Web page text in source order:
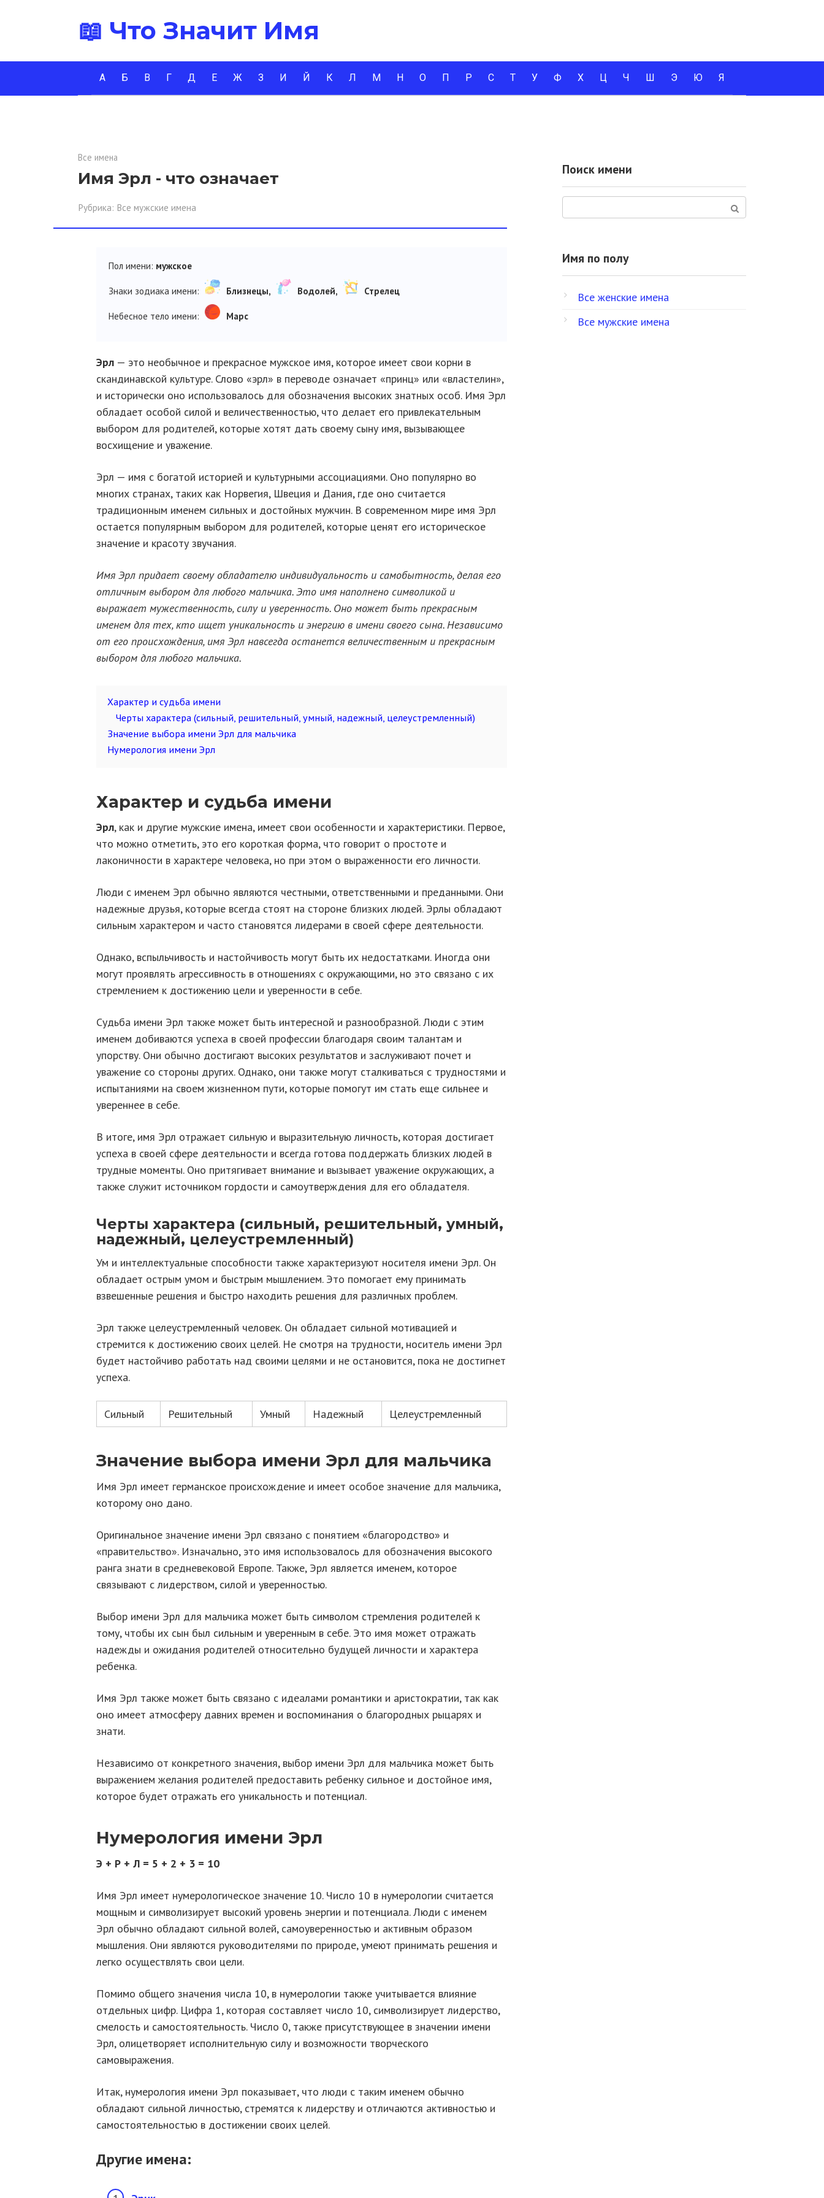
📖 Что Значит Имя
А Б В Г Д Е Ж З И Й К Л М Н О П Р С Т У Ф Х Ц Ч Ш Э Ю Я
Все имена
Имя Эрл - что означает
Рубрика: Все мужские имена
Пол имени: мужское
Знаки зодиака имени: Близнецы, Водолей, Стрелец
Небесное тело имени: Марс
Эрл — это необычное и прекрасное мужское имя, которое имеет свои корни в
скандинавской культуре. Слово «эрл» в переводе означает «принц» или «властелин»,
и исторически оно использовалось для обозначения высоких знатных особ. Имя Эрл
обладает особой силой и величественностью, что делает его привлекательным
выбором для родителей, которые хотят дать своему сыну имя, вызывающее
восхищение и уважение.
Эрл — имя с богатой историей и культурными ассоциациями. Оно популярно во
многих странах, таких как Норвегия, Швеция и Дания, где оно считается
традиционным именем сильных и достойных мужчин. В современном мире имя Эрл
остается популярным выбором для родителей, которые ценят его историческое
значение и красоту звучания.
Имя Эрл придает своему обладателю индивидуальность и самобытность, делая его
отличным выбором для любого мальчика. Это имя наполнено символикой и
выражает мужественность, силу и уверенность. Оно может быть прекрасным
именем для тех, кто ищет уникальность и энергию в имени своего сына. Независимо
от его происхождения, имя Эрл навсегда останется величественным и прекрасным
выбором для любого мальчика.
Характер и судьба имени
Черты характера (сильный, решительный, умный, надежный, целеустремленный)
Значение выбора имени Эрл для мальчика
Нумерология имени Эрл
Характер и судьба имени
Эрл, как и другие мужские имена, имеет свои особенности и характеристики. Первое,
что можно отметить, это его короткая форма, что говорит о простоте и
лаконичности в характере человека, но при этом о выраженности его личности.
Люди с именем Эрл обычно являются честными, ответственными и преданными. Они
надежные друзья, которые всегда стоят на стороне близких людей. Эрлы обладают
сильным характером и часто становятся лидерами в своей сфере деятельности.
Однако, вспыльчивость и настойчивость могут быть их недостатками. Иногда они
могут проявлять агрессивность в отношениях с окружающими, но это связано с их
стремлением к достижению цели и уверенности в себе.
Судьба имени Эрл также может быть интересной и разнообразной. Люди с этим
именем добиваются успеха в своей профессии благодаря своим талантам и
упорству. Они обычно достигают высоких результатов и заслуживают почет и
уважение со стороны других. Однако, они также могут сталкиваться с трудностями и
испытаниями на своем жизненном пути, которые помогут им стать еще сильнее и
увереннее в себе.
В итоге, имя Эрл отражает сильную и выразительную личность, которая достигает
успеха в своей сфере деятельности и всегда готова поддержать близких людей в
трудные моменты. Оно притягивает внимание и вызывает уважение окружающих, а
также служит источником гордости и самоутверждения для его обладателя.
Черты характера (сильный, решительный, умный,
надежный, целеустремленный)
Ум и интеллектуальные способности также характеризуют носителя имени Эрл. Он
обладает острым умом и быстрым мышлением. Это помогает ему принимать
взвешенные решения и быстро находить решения для различных проблем.
Эрл также целеустремленный человек. Он обладает сильной мотивацией и
стремится к достижению своих целей. Не смотря на трудности, носитель имени Эрл
будет настойчиво работать над своими целями и не остановится, пока не достигнет
успеха.
Сильный Решительный Умный Надежный Целеустремленный
Значение выбора имени Эрл для мальчика
Имя Эрл имеет германское происхождение и имеет особое значение для мальчика,
которому оно дано.
Оригинальное значение имени Эрл связано с понятием «благородство» и
«правительство». Изначально, это имя использовалось для обозначения высокого
ранга знати в средневековой Европе. Также, Эрл является именем, которое
связывают с лидерством, силой и уверенностью.
Выбор имени Эрл для мальчика может быть символом стремления родителей к
тому, чтобы их сын был сильным и уверенным в себе. Это имя может отражать
надежды и ожидания родителей относительно будущей личности и характера
ребенка.
Имя Эрл также может быть связано с идеалами романтики и аристократии, так как
оно имеет атмосферу давних времен и воспоминания о благородных рыцарях и
знати.
Независимо от конкретного значения, выбор имени Эрл для мальчика может быть
выражением желания родителей предоставить ребенку сильное и достойное имя,
которое будет отражать его уникальность и потенциал.
Нумерология имени Эрл
Э + Р + Л = 5 + 2 + 3 = 10
Имя Эрл имеет нумерологическое значение 10. Число 10 в нумерологии считается
мощным и символизирует высокий уровень энергии и потенциала. Люди с именем
Эрл обычно обладают сильной волей, самоуверенностью и активным образом
мышления. Они являются руководителями по природе, умеют принимать решения и
легко осуществлять свои цели.
Помимо общего значения числа 10, в нумерологии также учитывается влияние
отдельных цифр. Цифра 1, которая составляет число 10, символизирует лидерство,
смелость и самостоятельность. Число 0, также присутствующее в значении имени
Эрл, олицетворяет исполнительную силу и возможности творческого
самовыражения.
Итак, нумерология имени Эрл показывает, что люди с таким именем обычно
обладают сильной личностью, стремятся к лидерству и отличаются активностью и
самостоятельностью в достижении своих целей.
Другие имена:
Поиск имени
Имя по полу
Все женские имена
Все мужские имена